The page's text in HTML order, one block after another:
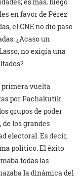
en favor de Pérez
el CNE no dio paso
¿Acaso un
no exigía una
primera vuelta
por Pachakutik
grupos de poder
los grandes
electoral. Es decir,
político. El éxito
todas las
la dinámica del